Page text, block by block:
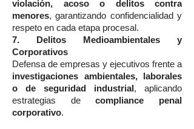
violación, acoso o delitos contra
menores, garantizando confidencialidad y
respeto en cada etapa procesal.
7. Delitos Medioambientales y
Corporativos
Defensa de empresas y ejecutivos frente a
investigaciones ambientales, laborales
o de seguridad industrial , aplicando
estrategias decompliance penal
corporativo.